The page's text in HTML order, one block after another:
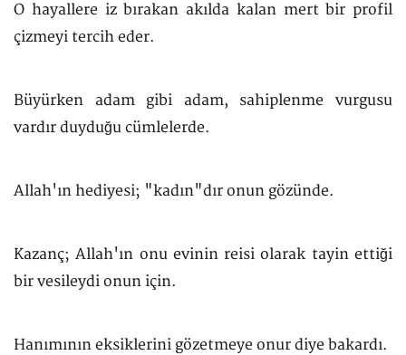
O hayallere iz bırakan akılda kalan mert bir profil
çizmeyi tercih eder.
Büyürken adam gibi adam, sahiplenme vurgusu
vardır duyduğu cümlelerde.
Allah'ın hediyesi; "kadın"dır onun gözünde.
Kazanç; Allah'ın onu evinin reisi olarak tayin ettiği
bir vesileydi onun için.
Hanımının eksiklerini gözetmeye onur diye bakardı.